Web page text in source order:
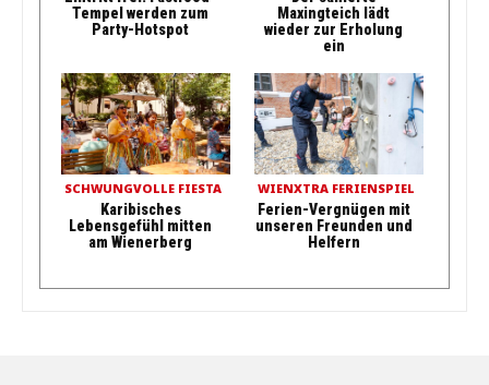
Tempel werden zum
Party-Hotspot
Maxingteich lädt
wieder zur Erholung
ein
SCHWUNGVOLLE FIESTA
Karibisches
Lebensgefühl mitten
am Wienerberg
WIENXTRA FERIENSPIEL
Ferien-Vergnügen mit
unseren Freunden und
Helfern